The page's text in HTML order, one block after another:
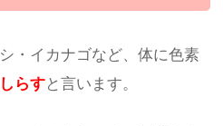
・イカナゴなど、体に色素
しらすと言います。